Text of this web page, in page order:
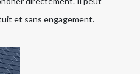
et sans engagement.